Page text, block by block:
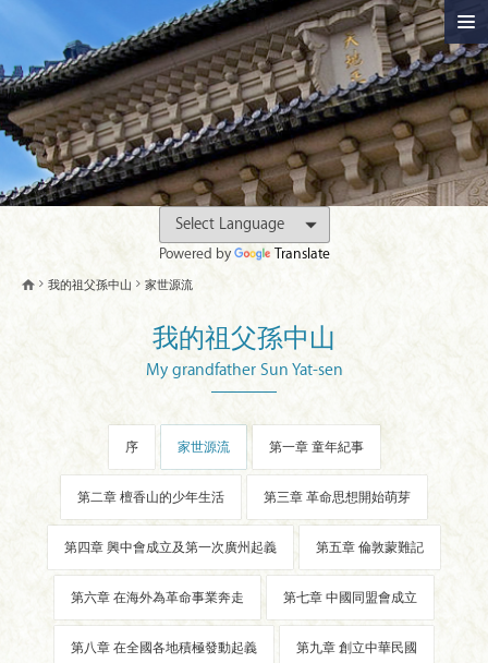
Powered by Translate
我的祖父孫中山 家世源流
我的祖父孫中山
My grandfather Sun Yat-sen
序 家世源流 第一章 童年紀事
第二章 檀香山的少年生活 第三章 革命思想開始萌芽
第四章 興中會成立及第一次廣州起義 第五章 倫敦蒙難記
第六章 在海外為革命事業奔走 第七章 中國同盟會成立
第八章 在全國各地積極發動起義 第九章 創立中華民國